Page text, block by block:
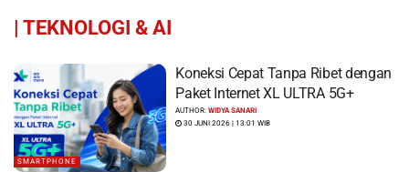
| TEKNOLOGI & AI
SMARTPHONE
Koneksi Cepat Tanpa Ribet dengan
Paket Internet XL ULTRA 5G+
AUTHOR:WIDYA SANARI
30 JUNI 2026 | 13:01 WIB